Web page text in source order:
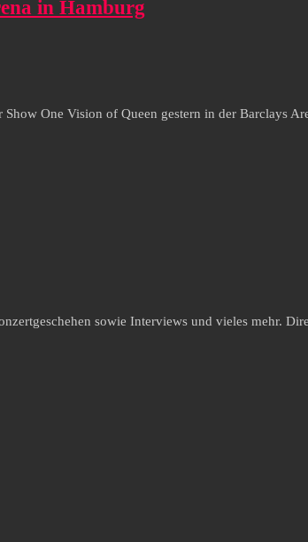
in Hamburg
One Vision of Queen gestern in der Barclays
sowie Interviews und vieles mehr.